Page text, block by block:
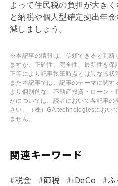
よって住民税の負担が大き
と納税や個人型確定拠出年
減しましょう。
※本記事の情報は、信頼できると判断
ますが、正確性、完全性、最新性を
正等により記事執筆時点とは異なる状
また本記事では、記事のテーマに関す
より個別的な、不動産投資・ローン
かについては、読者において各記事
さい。（株）GA technologiesにおい
ません。
関連キーワード
#税金 #節税 #iDeCo #